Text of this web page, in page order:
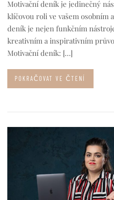
Motivační deník je jedinečný
klíčovou roli ve vašem osobním
deník je nejen funkčním
kreativním a inspirativním
Motivační deník: […]
POKRAČOVAT VE ČTENÍ